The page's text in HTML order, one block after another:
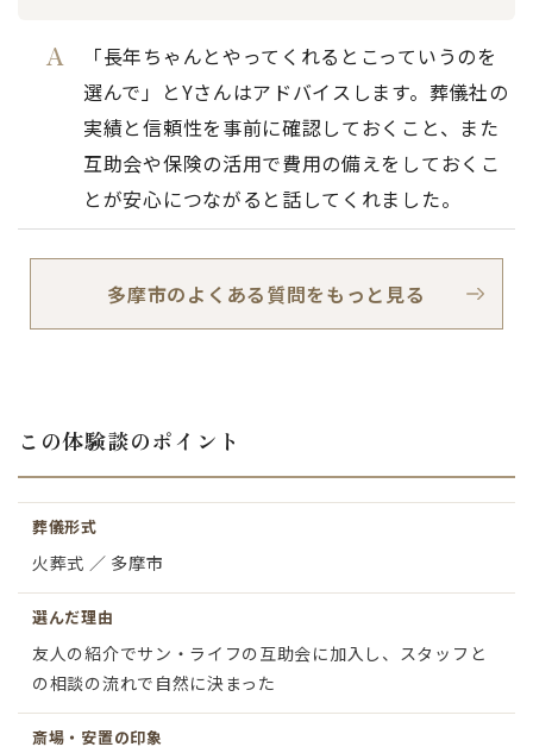
「長年ちゃんとやってくれるとこっていうのを
選んで」とYさんはアドバイスします。葬儀社の
実績と信頼性を事前に確認しておくこと、また
互助会や保険の活用で費用の備えをしておくこ
とが安心につながると話してくれました。
多摩市のよくある質問をもっと見る
この体験談のポイント
葬儀形式
火葬式 ／ 多摩市
選んだ理由
友人の紹介でサン・ライフの互助会に加入し、スタッフと
の相談の流れで自然に決まった
斎場・安置の印象